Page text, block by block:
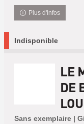
Plus d'infos
Indisponible
LE
DE
Sans exemplaire |